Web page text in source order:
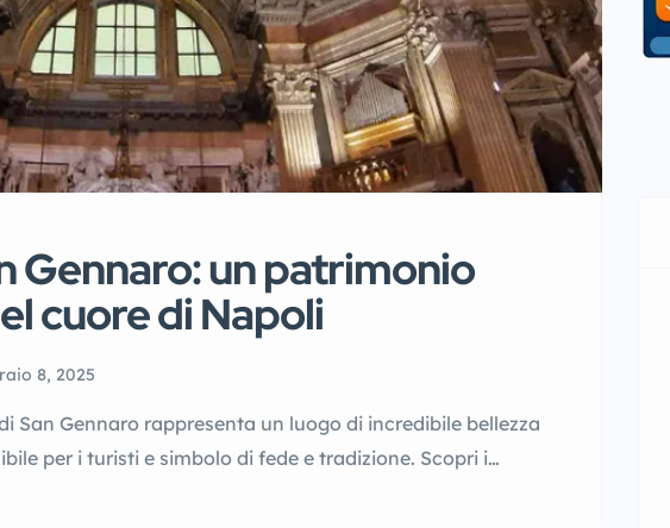
Gennaro: un patrimonio
cuore di Napoli
8, 2025
San Gennaro rappresenta un luogo di incredibile bellezza
per i turisti e simbolo di fede e tradizione. Scopri i